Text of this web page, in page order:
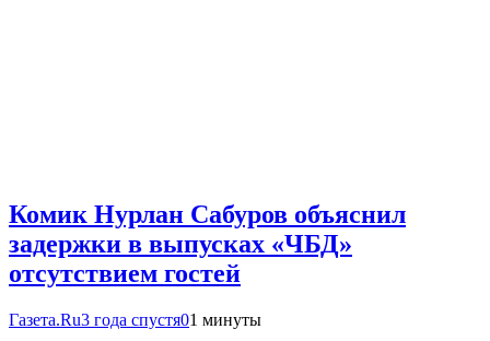
Комик Нурлан Сабуров объяснил
задержки в выпусках «ЧБД»
отсутствием гостей
Газета.Ru3 года спустя01 минуты